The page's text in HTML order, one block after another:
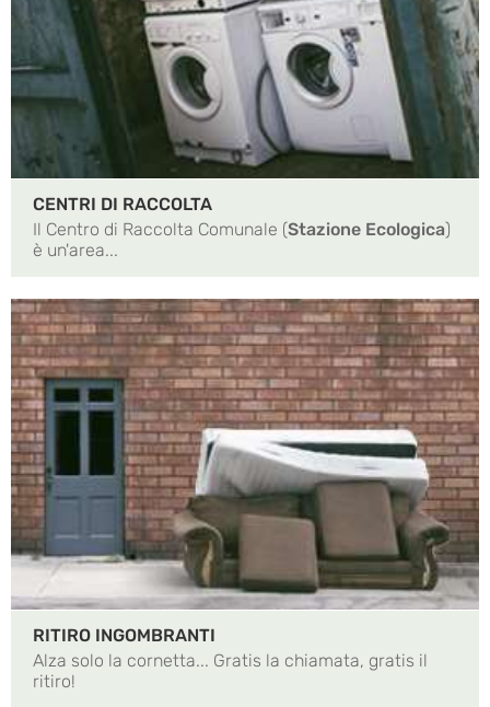
CENTRI DI RACCOLTA
Il Centro di Raccolta Comunale (Stazione Ecologica)
è un'area...
RITIRO INGOMBRANTI
Alza solo la cornetta... Gratis la chiamata, gratis il
ritiro!